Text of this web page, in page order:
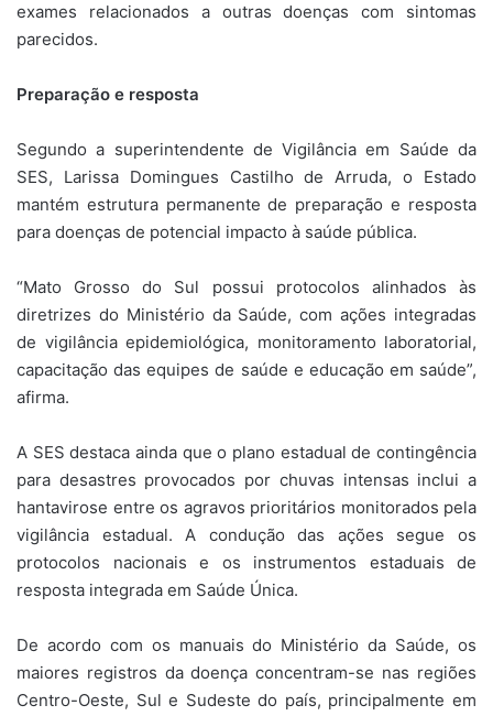
exames relacionados a outras doenças com sintomas
parecidos.
Preparação e resposta
Segundo a superintendente de Vigilância em Saúde da
SES, Larissa Domingues Castilho de Arruda, o Estado
mantém estrutura permanente de preparação e resposta
para doenças de potencial impacto à saúde pública.
“Mato Grosso do Sul possui protocolos alinhados às
diretrizes do Ministério da Saúde, com ações integradas
de vigilância epidemiológica, monitoramento laboratorial,
capacitação das equipes de saúde e educação em saúde”,
afirma.
A SES destaca ainda que o plano estadual de contingência
para desastres provocados por chuvas intensas inclui a
hantavirose entre os agravos prioritários monitorados pela
vigilância estadual. A condução das ações segue os
protocolos nacionais e os instrumentos estaduais de
resposta integrada em Saúde Única.
De acordo com os manuais do Ministério da Saúde, os
maiores registros da doença concentram-se nas regiões
Centro-Oeste, Sul e Sudeste do país, principalmente em